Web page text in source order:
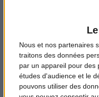
Nous et nos partenaires
traitons des données
par un appareil pour des
études d'audience et le
pouvons utiliser des